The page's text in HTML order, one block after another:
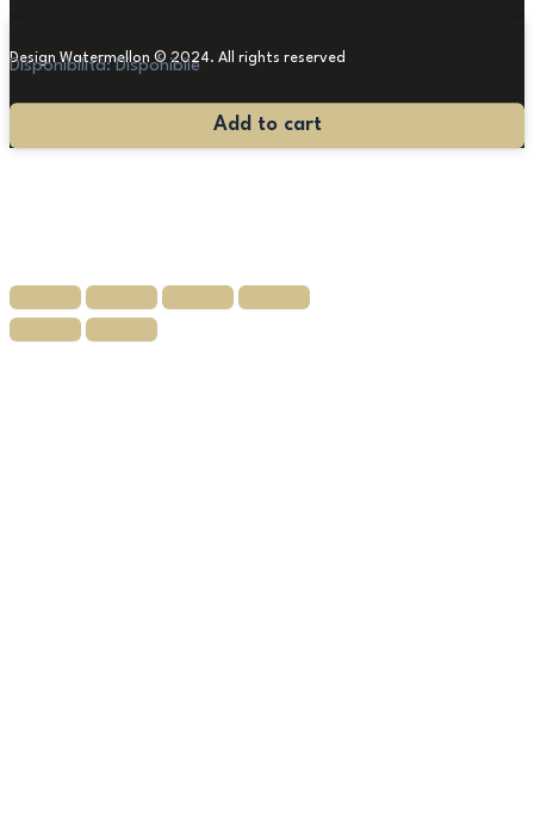
Design Watermellon © 2024. All rights reserved
Disponibilità: Disponibile
Antica
Add to cart